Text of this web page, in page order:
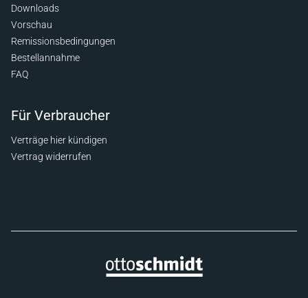
Downloads
Vorschau
Remissionsbedingungen
Bestellannahme
FAQ
Für Verbraucher
Verträge hier kündigen
Vertrag widerrufen